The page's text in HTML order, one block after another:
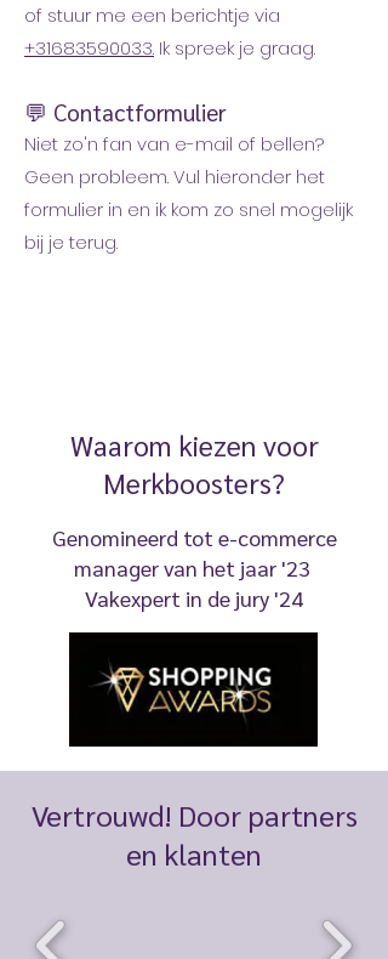
of stuur me een berichtje via
+31683590033. Ik spreek je graag.
💬 Contactformulier
Niet zo'n fan van e-mail of bellen?
Geen probleem. Vul hieronder het
formulier in en ik kom zo snel mogelijk
bij je terug.
Waarom kiezen voor
Merkboosters?
Genomineerd tot e-commerce
manager van het jaar '23
Vakexpert in de jury '24
Vertrouwd! Door partners
en klanten